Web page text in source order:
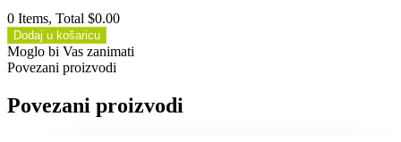
0 Items, Total $0.00
Dodaj u košaricu
Moglo bi Vas zanimati
Povezani proizvodi
Povezani proizvodi